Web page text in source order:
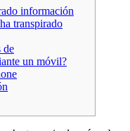
información
transpirado
de
un móvil?